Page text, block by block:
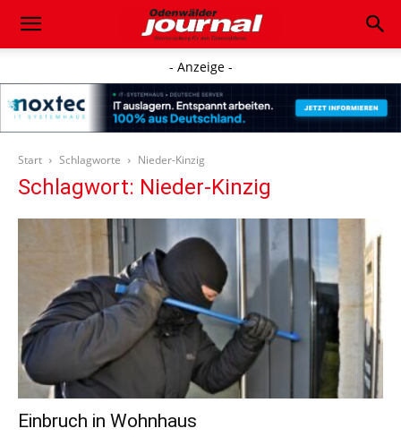
- Anzeige -
Start Schlagworte Nieder-Kinzig
Schlagwort: Nieder-Kinzig
Einbruch in Wohnhaus